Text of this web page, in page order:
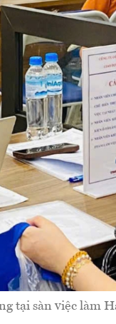
tại sàn việc làm